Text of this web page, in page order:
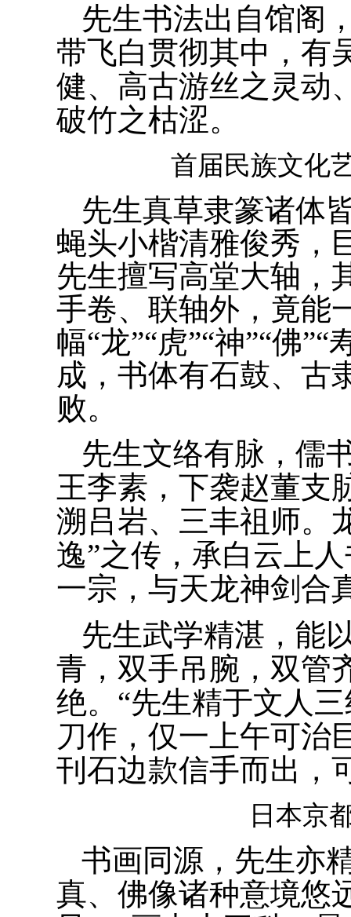
先生书法出自馆阁
带飞白贯彻其中，有
健、高古游丝之灵动
破竹之枯涩。
首届民族文化
先生真草隶篆诸体
蝇头小楷清雅俊秀，
先生擅写高堂大轴，
手卷、联轴外，竟能
幅“龙”“虎”“神”“佛
成，书体有石鼓、古
败。
先生文络有脉，儒
王李素，下袭赵董支
溯吕岩、三丰祖师。
逸”之传，承白云上
一宗，与天龙神剑合
先生武学精湛，能
青，双手吊腕，双管
绝。“先生精于文人
刀作，仅一上午可治
刊石边款信手而出，
日本京
书画同源，先生亦
真、佛像诸种意境悠